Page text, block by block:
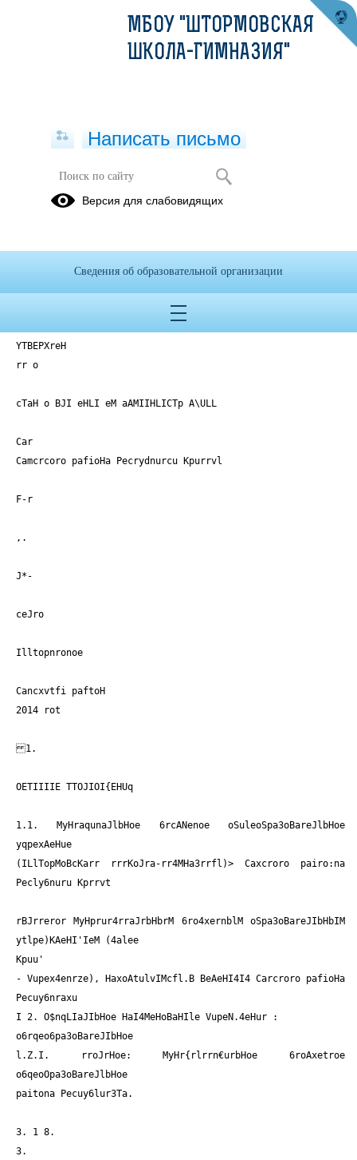
Устав
Опубликовано на сайте
8 ноября 2022
YTBEPXreH
rr o
cTaH o BJI eHLI eM aAMIIHLICTp A\ULL
Car
Camcrcoro pafioHa Pecrydnurcu Kpurrvl
F-r
,.
J*-
ceJro
Illtopnronoe
Cancxvtfi paftoH
2014 rot
1.
OETIIIIE TTOJIOI{EHUq
1.1. MyHraqunaJlbHoe 6rcANenoe oSuleoSpa3oBareJlbHoe
yqpexAeHue
(ILlTopMoBcKarr rrrKoJra-rr4MHa3rrfl)> Caxcroro pairo:na
Pecly6nuru Kprrvt
rBJrreror MyHprur4rraJrbHbrM 6ro4xernblM oSpa3oBareJIbHbIM
ytlpe)KAeHI'IeM (4alee
Kpuu'
- Vupex4enrze), HaxoAtulvIMcfl.B BeAeHI4I4 Carcroro pafioHa
Pecuy6nraxu
I 2. O$nqLIaJIbHoe HaI4MeHoBaHIle VupeN.4eHur :
o6rqeo6pa3oBareJIbHoe
l.Z.I. rroJrHoe: MyHr{rlrrn€urbHoe 6roAxetroe
o6qeoOpa3oBareJlbHoe
paitona Pecuy6lur3Ta.
3. 1 8.
3.
МБОУ "ШТОРМОВСКАЯ
ШКОЛА-ГИМНАЗИЯ"
Написать письмо
Версия для слабовидящих
Сведения об образовательной организации